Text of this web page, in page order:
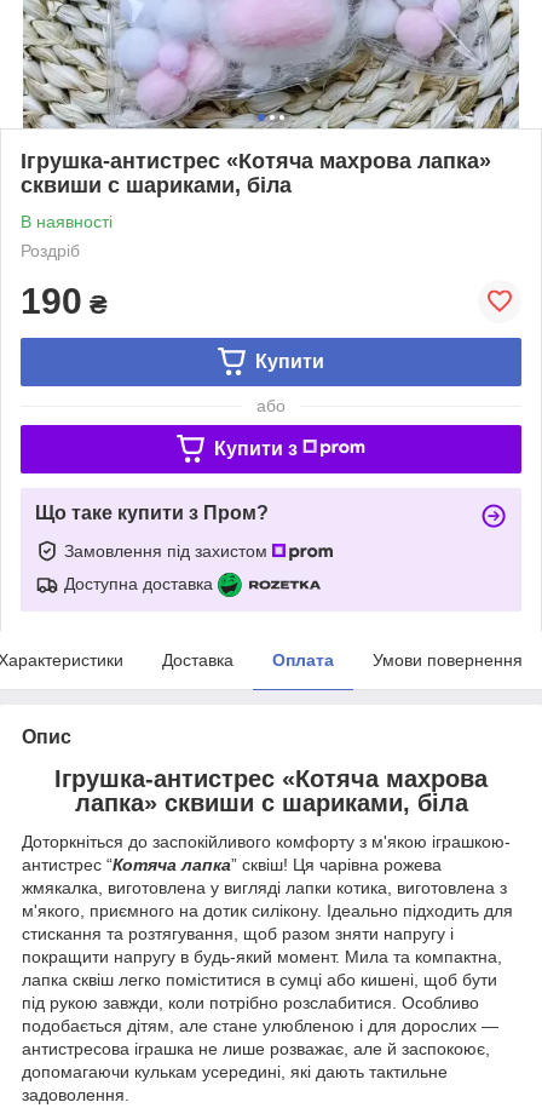
Ігрушка-антистрес «Котяча махрова лапка»
сквиши с шариками, біла
В наявності
Роздріб
190 ₴
Купити
або
Купити з
Що таке купити з Пром?
Замовлення під захистом
Доступна доставка
Доставка Оплата Умови повернення
Опис
Ігрушка-антистрес «Котяча махрова
лапка» сквиши с шариками, біла
Доторкніться до заспокійливого комфорту з м'якою іграшкою-
антистрес “Котяча лапка” сквіш! Ця чарівна рожева
жмякалка, виготовлена ​​у вигляді лапки котика, виготовлена ​​з
м'якого, приємного на дотик силікону. Ідеально підходить для
стискання та розтягування, щоб разом зняти напругу і
покращити напругу в будь-який момент. Мила та компактна,
лапка сквіш легко поміститися в сумці або кишені, щоб бути
під рукою завжди, коли потрібно розслабитися. Особливо
подобається дітям, але стане улюбленою і для дорослих —
антистресова іграшка не лише розважає, але й заспокоює,
допомагаючи кулькам усередині, які дають тактильне
задоволення.